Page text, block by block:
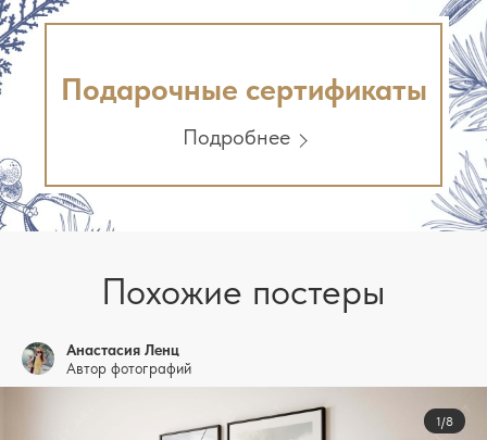
Подарочные сертификаты
Подробнее
Похожие постеры
Анастасия Ленц
Автор фотографий
1/8